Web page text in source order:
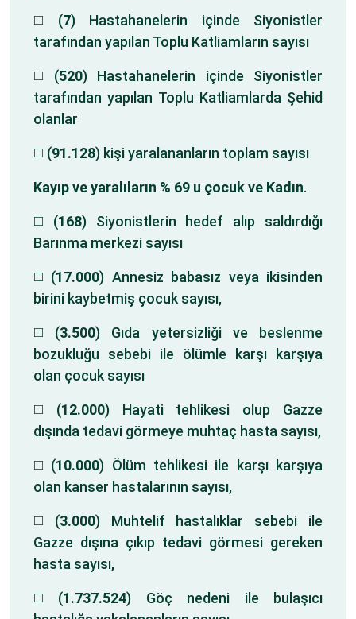
◻️ (7) Hastahanelerin içinde Siyonistler
tarafından yapılan Toplu Katliamların sayısı
◻️ (520) Hastahanelerin içinde Siyonistler
tarafından yapılan Toplu Katliamlarda Şehid
olanlar
◻️ (91.128) kişi yaralananların toplam sayısı
Kayıp ve yaralıların % 69 u çocuk ve Kadın.
◻️ (168) Siyonistlerin hedef alıp saldırdığı
Barınma merkezi sayısı
◻️ (17.000) Annesiz babasız veya ikisinden
birini kaybetmiş çocuk sayısı,
◻️ (3.500) Gıda yetersizliği ve beslenme
bozukluğu sebebi ile ölümle karşı karşıya
olan çocuk sayısı
◻️ (12.000) Hayati tehlikesi olup Gazze
dışında tedavi görmeye muhtaç hasta sayısı,
◻️ (10.000) Ölüm tehlikesi ile karşı karşıya
olan kanser hastalarının sayısı,
◻️ (3.000) Muhtelif hastalıklar sebebi ile
Gazze dışına çıkıp tedavi görmesi gereken
hasta sayısı,
◻️ (1.737.524) Göç nedeni ile bulaşıcı